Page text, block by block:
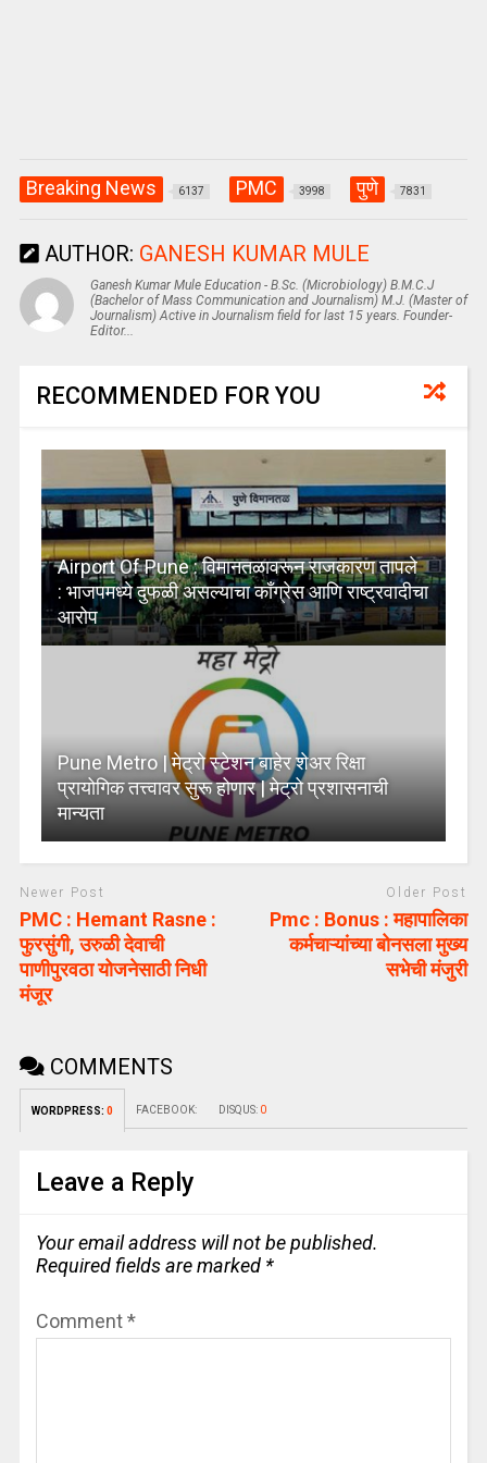
Breaking News 6137 PMC 3998 पुणे 7831
AUTHOR: GANESH KUMAR MULE
Ganesh Kumar Mule Education - B.Sc. (Microbiology) B.M.C.J
(Bachelor of Mass Communication and Journalism) M.J. (Master of
Journalism) Active in Journalism field for last 15 years. Founder-
Editor...
RECOMMENDED FOR YOU
Airport Of Pune : विमानतळावरून राजकारण तापले
: भाजपमध्ये दुफळी असल्याचा कॉंग्रेस आणि राष्ट्रवादीचा
आरोप
Pune Metro | मेट्रो स्टेशन बाहेर शेअर रिक्षा
प्रायोगिक तत्त्वावर सुरू होणार | मेट्रो प्रशासनाची
मान्यता
Newer Post
PMC : Hemant Rasne :
फुरसुंगी, उरुळी देवाची
पाणीपुरवठा योजनेसाठी निधी
मंजूर
Older Post
Pmc : Bonus : महापालिका
कर्मचाऱ्यांच्या बोनसला मुख्य
सभेची मंजुरी
COMMENTS
WORDPRESS: 0 FACEBOOK: DISQUS: 0
Leave a Reply
Your email address will not be published.
Required fields are marked *
Comment*